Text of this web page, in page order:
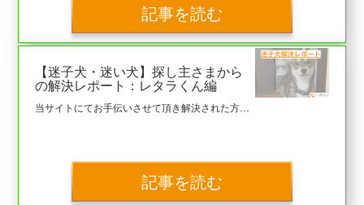
記事を読む
【迷子犬・迷い犬】探し主さまから
の解決レポート：レタラくん編
当サイトにてお手伝いさせて頂き解決された方の事後レポートになります。 ※本文は、寄稿いただいた方の原文をハピわん！にて最低限の校正をし掲載しております。 ◆ケース概要 ・寄稿主さま：迷子犬を探していた飼い主さま（ハピわん！迷子犬センターご利用） ・進捗：2021/6/18無事に解決済み（捜索期間：12日間） ・解決決め手：飼い主様たちや警察により保護
記事を読む